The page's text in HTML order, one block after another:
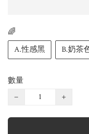
🌈
A.性感黑
B.奶茶
數量
−
+